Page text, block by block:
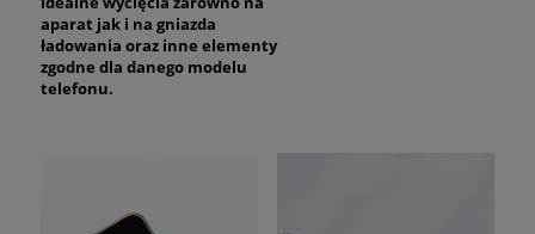
aparat jak i na gniazda
ładowania oraz inne elementy
zgodne dla danego modelu
telefonu.